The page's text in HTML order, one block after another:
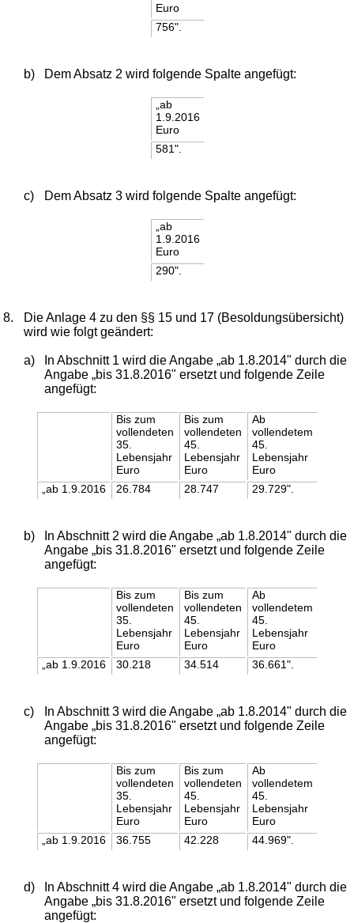
Euro
756".
b) Dem Absatz 2 wird folgende Spalte angefügt:
„ab
1.9.2016
Euro
581".
c) Dem Absatz 3 wird folgende Spalte angefügt:
„ab
1.9.2016
Euro
290".
8.
Die Anlage 4 zu den §§ 15 und 17 (Besoldungsübersicht)
wird wie folgt geändert:
a)
In Abschnitt 1 wird die Angabe „ab 1.8.2014" durch die
Angabe „bis 31.8.2016" ersetzt und folgende Zeile
angefügt:
Bis zum
vollendeten
35.
Lebensjahr
Euro
Bis zum
vollendeten
45.
Lebensjahr
Euro
Ab
vollendetem
45.
Lebensjahr
Euro
„ab 1.9.2016
26.784 28.747 29.729".
b)
In Abschnitt 2 wird die Angabe „ab 1.8.2014" durch die
Angabe „bis 31.8.2016" ersetzt und folgende Zeile
angefügt:
Bis zum
vollendeten
35.
Lebensjahr
Euro
Bis zum
vollendeten
45.
Lebensjahr
Euro
Ab
vollendetem
45.
Lebensjahr
Euro
„ab 1.9.2016
30.218 34.514 36.661".
c)
In Abschnitt 3 wird die Angabe „ab 1.8.2014" durch die
Angabe „bis 31.8.2016" ersetzt und folgende Zeile
angefügt:
Bis zum
vollendeten
35.
Lebensjahr
Euro
Bis zum
vollendeten
45.
Lebensjahr
Euro
Ab
vollendetem
45.
Lebensjahr
Euro
„ab 1.9.2016
36.755 42.228 44.969".
d)
In Abschnitt 4 wird die Angabe „ab 1.8.2014" durch die
Angabe „bis 31.8.2016" ersetzt und folgende Zeile
angefügt: